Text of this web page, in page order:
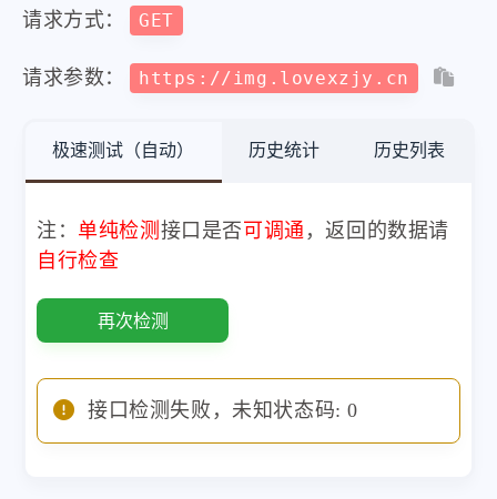
请求方式： GET
请求参数： https://img.lovexzjy.cn
极速测试（自动） 历史统计 历史列表
注： 单纯检测 接口是否 可调通 ，返回的数据请
自行检查
再次检测
接口检测失败，未知状态码: 0